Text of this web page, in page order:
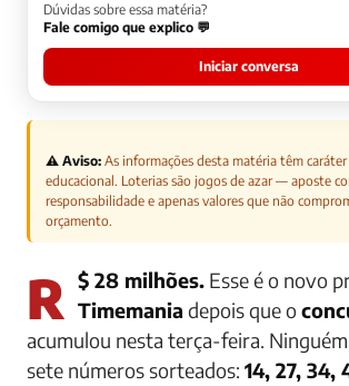
Dúvidas sobre essa matéria?
Fale comigo que explico 💬
Iniciar conversa
⚠️ Aviso: As informações desta matéria têm
educacional. Loterias são jogos de azar — aposte
responsabilidade e apenas valores que não
orçamento.
R$ 28 milhões. Esse é o novo
Timemania depois que o
acumulou nesta terça-feira.
sete números sorteados: 14, 27, 34,